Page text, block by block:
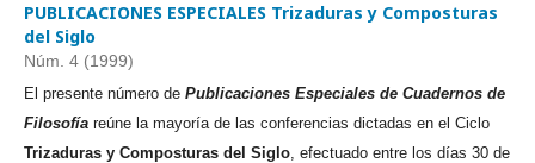
PUBLICACIONES ESPECIALES Trizaduras y Composturas
del Siglo
Núm. 4 (1999)
El presente número de Publicaciones Especiales de Cuadernos de
Filosofía reúne la mayoría de las conferencias dictadas en el Ciclo
Trizaduras y Composturas del Siglo, efectuado entre los días 30 de